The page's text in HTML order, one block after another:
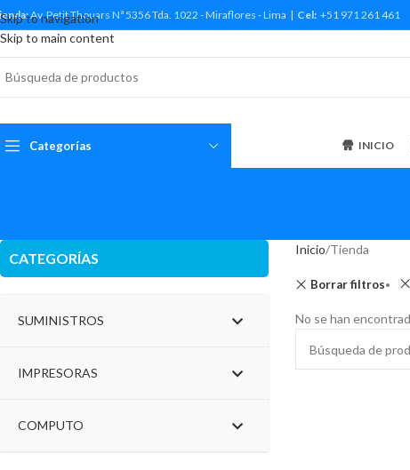
Skip to navigation
Skip to main content
Av. Petit Thouars Nª 5356 Tda. 1022 - Miraflores - Lima | Cel: +51 971 261 461
Categorías INICIO
CATEGORÍAS
SUMINISTROS
IMPRESORAS
COMPUTO
Inicio Tienda
Borrar filtros
No se han